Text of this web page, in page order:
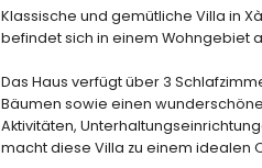
Klassische und gemütliche Villa in
befindet sich in einem Wohngebiet
Das Haus verfügt über 3
Bäumen sowie einen
Aktivitäten,
macht diese Villa zu einem idealen